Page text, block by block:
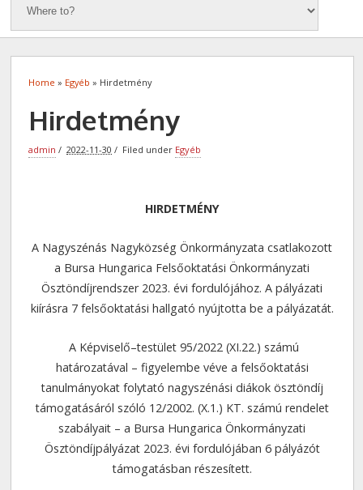
Home » Egyéb » Hirdetmény
Hirdetmény
admin 2022-11-30 Filed under Egyéb
HIRDETMÉNY
A Nagyszénás Nagyközség Önkormányzata csatlakozott
a Bursa Hungarica Felsőoktatási Önkormányzati
Ösztöndíjrendszer 2023. évi fordulójához. A pályázati
kiírásra 7 felsőoktatási hallgató nyújtotta be a pályázatát.
A Képviselő–testület 95/2022 (XI.22.) számú
határozatával – figyelembe véve a felsőoktatási
tanulmányokat folytató nagyszénási diákok ösztöndíj
támogatásáról szóló 12/2002. (X.1.) KT. számú rendelet
szabályait – a Bursa Hungarica Önkormányzati
Ösztöndíjpályázat 2023. évi fordulójában 6 pályázót
támogatásban részesített.